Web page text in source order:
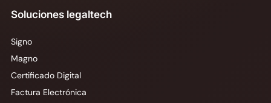
Soluciones legaltech
Signo
Magno
Certificado Digital
Factura Electrónica